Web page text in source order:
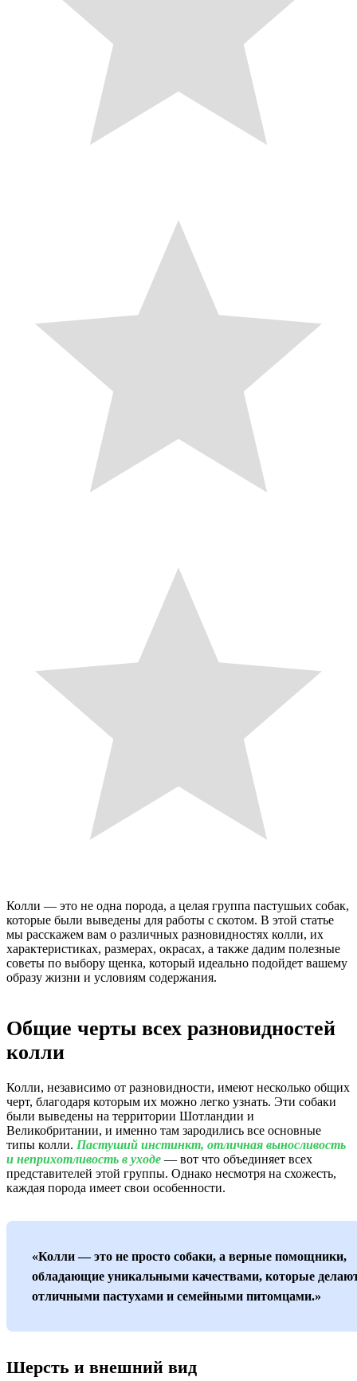
Колли — это не одна порода, а целая группа пастушьих собак,
которые были выведены для работы с скотом. В этой статье
мы расскажем вам о различных разновидностях колли, их
характеристиках, размерах, окрасах, а также дадим полезные
советы по выбору щенка, который идеально подойдет вашему
образу жизни и условиям содержания.
Общие черты всех разновидностей
колли
Колли, независимо от разновидности, имеют несколько общих
черт, благодаря которым их можно легко узнать. Эти собаки
были выведены на территории Шотландии и
Великобритании, и именно там зародились все основные
типы колли. Пастуший инстинкт, отличная выносливость
и неприхотливость в уходе — вот что объединяет всех
представителей этой группы. Однако несмотря на схожесть,
каждая порода имеет свои особенности.
«Колли — это не просто собаки, а верные помощники,
обладающие уникальными качествами, которые
отличными пастухами и семейными питомцами.»
Шерсть и внешний вид